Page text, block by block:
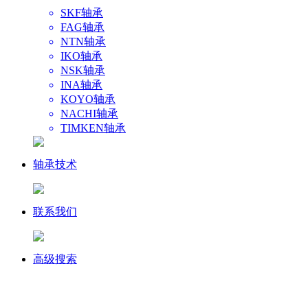
SKF轴承
FAG轴承
NTN轴承
IKO轴承
NSK轴承
INA轴承
KOYO轴承
NACHI轴承
TIMKEN轴承
轴承技术
联系我们
高级搜索